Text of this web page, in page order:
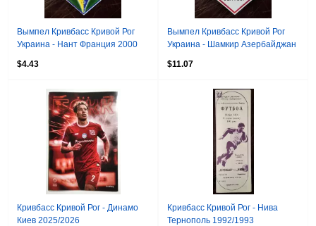
Вымпел Кривбасс Кривой Рог
Украина - Нант Франция 2000
$4.43
Вымпел Кривбасс Кривой Рог
Украина - Шамкир Азербайджан
$11.07
Кривбасс Кривой Рог - Динамо
Киев 2025/2026
Кривбасс Кривой Рог - Нива
Тернополь 1992/1993